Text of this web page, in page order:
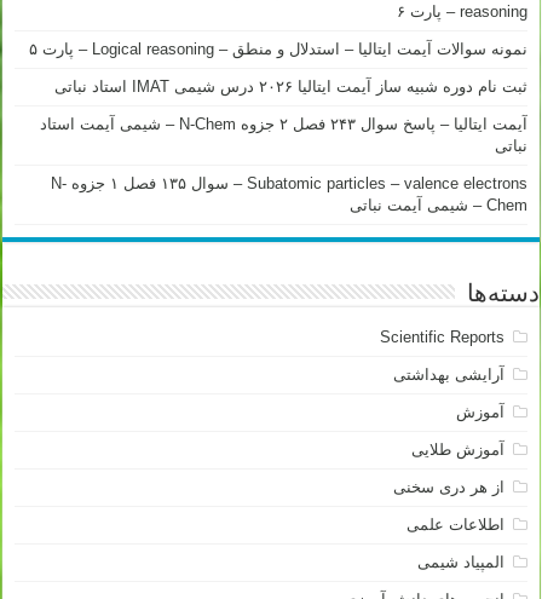
reasoning – پارت ۶
نمونه سوالات آیمت ایتالیا – استدلال و منطق – Logical reasoning – پارت ۵
ثبت نام دوره شبیه ساز آیمت ایتالیا ۲۰۲۶ درس شیمی IMAT استاد نباتی
آیمت ایتالیا – پاسخ سوال ۲۴۳ فصل ۲ جزوه N-Chem – شیمی آیمت استاد
نباتی
Subatomic particles – valence electrons – سوال ۱۳۵ فصل ۱ جزوه N-
Chem – شیمی آیمت نباتی
دسته‌ها
Scientific Reports
آرایشی بهداشتی
آموزش
آموزش طلایی
از هر دری سخنی
اطلاعات علمی
المپیاد شیمی